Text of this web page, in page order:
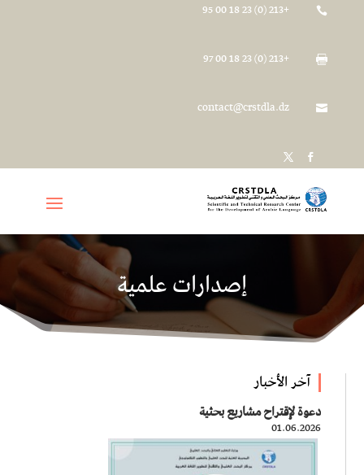

+213 (0) 23 18 00 95

+213 (0) 23 18 00 97

contact@crstdla.dz
إصدارات علمية
آخر الأخبار
دعوة لإقتراح مشاريع بحثية
01.06.2026